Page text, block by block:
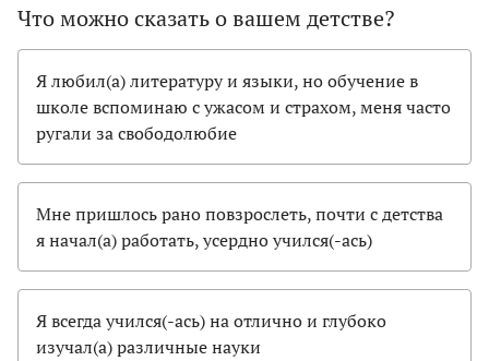
Что можно сказать о вашем детстве?
Я любил(а) литературу и языки, но обучение в
школе вспоминаю с ужасом и страхом, меня часто
ругали за свободолюбие
Мне пришлось рано повзрослеть, почти с детства
я начал(а) работать, усердно учился(-ась)
Я всегда учился(-ась) на отлично и глубоко
изучал(а) различные науки